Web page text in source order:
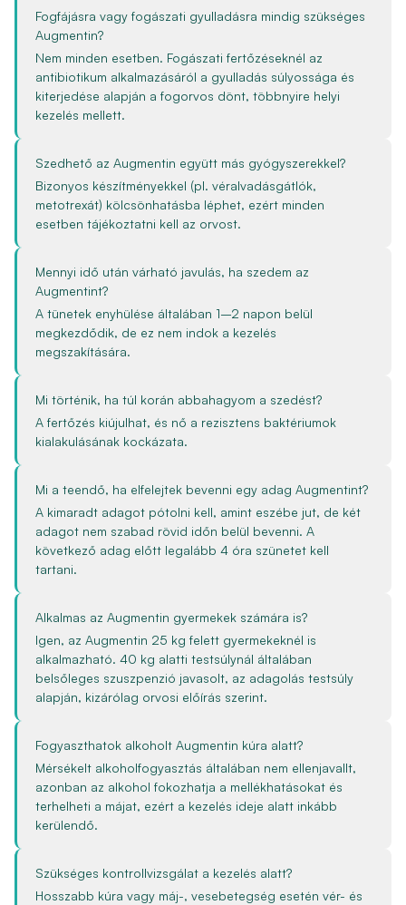
Fogfájásra vagy fogászati gyulladásra mindig szükséges
Augmentin?
Nem minden esetben. Fogászati fertőzéseknél az
antibiotikum alkalmazásáról a gyulladás súlyossága és
kiterjedése alapján a fogorvos dönt, többnyire helyi
kezelés mellett.
Szedhető az Augmentin együtt más gyógyszerekkel?
Bizonyos készítményekkel (pl. véralvadásgátlók,
metotrexát) kölcsönhatásba léphet, ezért minden
esetben tájékoztatni kell az orvost.
Mennyi idő után várható javulás, ha szedem az
Augmentint?
A tünetek enyhülése általában 1–2 napon belül
megkezdődik, de ez nem indok a kezelés
megszakítására.
Mi történik, ha túl korán abbahagyom a szedést?
A fertőzés kiújulhat, és nő a rezisztens baktériumok
kialakulásának kockázata.
Mi a teendő, ha elfelejtek bevenni egy adag Augmentint?
A kimaradt adagot pótolni kell, amint eszébe jut, de két
adagot nem szabad rövid időn belül bevenni. A
következő adag előtt legalább 4 óra szünetet kell
tartani.
Alkalmas az Augmentin gyermekek számára is?
Igen, az Augmentin 25 kg felett gyermekeknél is
alkalmazható. 40 kg alatti testsúlynál általában
belsőleges szuszpenzió javasolt, az adagolás testsúly
alapján, kizárólag orvosi előírás szerint.
Fogyaszthatok alkoholt Augmentin kúra alatt?
Mérsékelt alkoholfogyasztás általában nem ellenjavallt,
azonban az alkohol fokozhatja a mellékhatásokat és
terhelheti a májat, ezért a kezelés ideje alatt inkább
kerülendő.
Szükséges kontrollvizsgálat a kezelés alatt?
Hosszabb kúra vagy máj-, vesebetegség esetén vér- és